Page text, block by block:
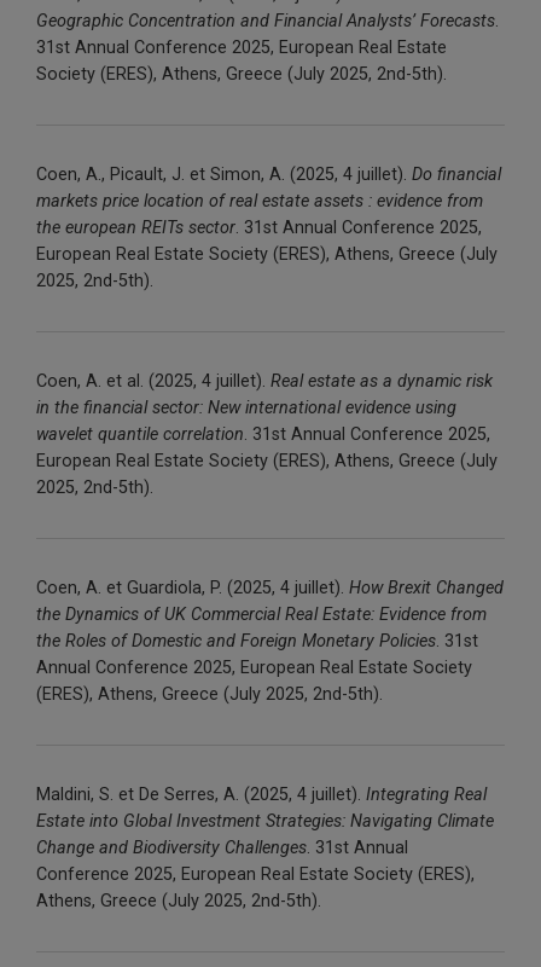
Geographic Concentration and FinancialAnalysts’Forecasts.
31st Annual Conference 2025, European Real Estate
Society (ERES), Athens, Greece (July 2025, 2nd-5th).
Coen, A., Picault, J. et Simon, A. (2025, 4 juillet). Do financial
markets price location of real estate assets : evidence from
the european REITs sector. 31st Annual Conference 2025,
European Real Estate Society (ERES), Athens, Greece (July
2025, 2nd-5th).
Coen, A. et al . (2025, 4 juillet). Realestate as a dynamic risk
in the financial sector: New internationalevidence using
wavelet quantile correlation. 31st Annual Conference 2025,
European Real Estate Society (ERES), Athens, Greece (July
2025, 2nd-5th).
Coen, A. et Guardiola, P. (2025, 4 juillet). How Brexit Changed
the Dynamics of UK Commercial RealEstate: Evidence from
the Roles of Domestic and Foreign Monetary Policies. 31st
Annual Conference 2025, European Real Estate Society
(ERES), Athens, Greece (July 2025, 2nd-5th).
Maldini, S. et De Serres, A. (2025, 4 juillet). Integrating Real
Estate into Global Investment Strategies: Navigating Climate
Change and Biodiversity Challenges. 31st Annual
Conference 2025, European Real Estate Society (ERES),
Athens, Greece (July 2025, 2nd-5th).